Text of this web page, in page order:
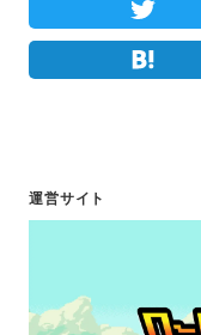
運営サイト